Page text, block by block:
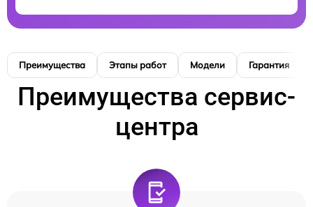
Преимущества Этапы работ Модели Гарантия
Преимущества сервис-
центра